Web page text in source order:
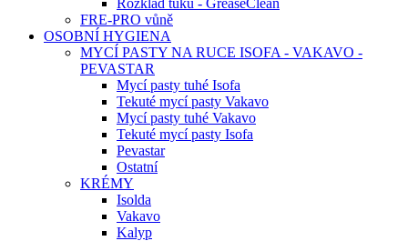
Rozklad tuků - GreaseClean
FRE-PRO vůně
OSOBNÍ HYGIENA
MYCÍ PASTY NA RUCE ISOFA - VAKAVO -
PEVASTAR
Mycí pasty tuhé Isofa
Tekuté mycí pasty Vakavo
Mycí pasty tuhé Vakavo
Tekuté mycí pasty Isofa
Pevastar
Ostatní
KRÉMY
Isolda
Vakavo
Kalyp